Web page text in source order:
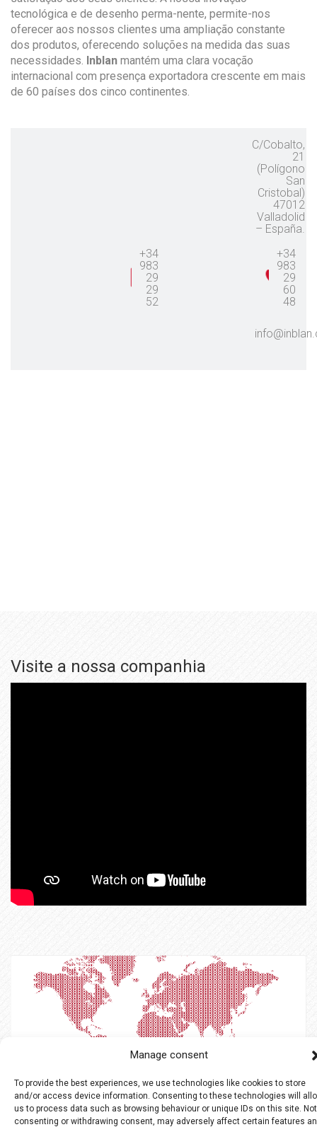
Manage consent
To provide the best experiences, we use technologies like cookies to store
and/or access device information. Consenting to these technologies will
us to process data such as browsing behaviour or unique IDs on this site. Not
consenting or withdrawing consent, may adversely affect certain features
tecnológica e de desenho perma-nente, permite-nos
oferecer aos nossos clientes uma ampliação constante
dos produtos, oferecendo soluções na medida das suas
necessidades. Inblan mantém uma clara vocação
internacional com presença exportadora crescente em mais
de 60 países dos cinco continentes.
C/Cobalto,
21
(Polígono
San
Cristobal)
47012
Valladolid
– España.
+34
983
29
29
52
+34
983
29
60
48
Visite a nossa companhia